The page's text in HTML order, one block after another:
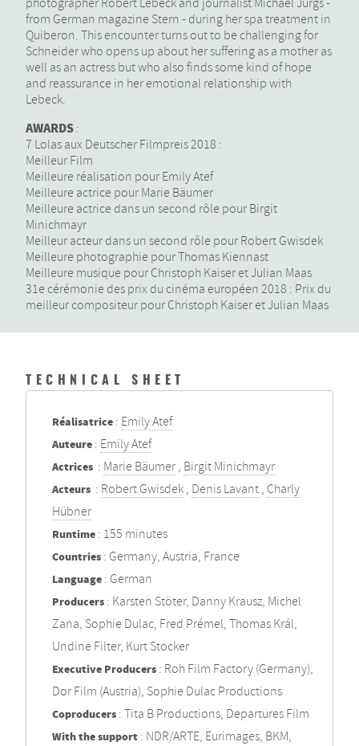
photographer Robert Lebeck and journalist Michael Jürgs -
from German magazine Stern - during her spa treatment in
Quiberon. This encounter turns out to be challenging for
Schneider who opens up about her suffering as a mother as
well as an actress but who also finds some kind of hope
and reassurance in her emotional relationship with
Lebeck.
AWARDS :
7 Lolas aux Deutscher Filmpreis 2018 :
Meilleur Film
Meilleure réalisation pour Emily Atef
Meilleure actrice pour Marie Bäumer
Meilleure actrice dans un second rôle pour Birgit
Minichmayr
Meilleur acteur dans un second rôle pour Robert Gwisdek
Meilleure photographie pour Thomas Kiennast
Meilleure musique pour Christoph Kaiser et Julian Maas
31e cérémonie des prix du cinéma européen 2018 : Prix du
meilleur compositeur pour Christoph Kaiser et Julian Maas
TECHNICAL SHEET
Réalisatrice : Emily Atef
Auteure : Emily Atef
Actrices : Marie Bäumer , Birgit Minichmayr
Acteurs : Robert Gwisdek , Denis Lavant , Charly
Hübner
Runtime : 155 minutes
Countries : Germany, Austria, France
Language : German
Producers : Karsten Stöter, Danny Krausz, Michel
Zana, Sophie Dulac, Fred Prémel, Thomas Král,
Undine Filter, Kurt Stocker
Executive Producers : Roh Film Factory (Germany),
Dor Film (Austria), Sophie Dulac Productions
Coproducers : Tita B Productions, Departures Film
With the support : NDR/ARTE, Eurimages, BKM,